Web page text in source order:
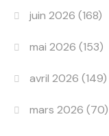
juin 2026 (168)
mai 2026 (153)
avril 2026 (149)
mars 2026 (70)